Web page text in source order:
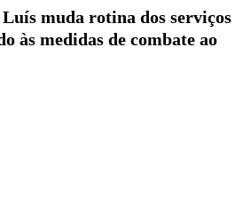
muda rotina dos serviços
às medidas de combate ao